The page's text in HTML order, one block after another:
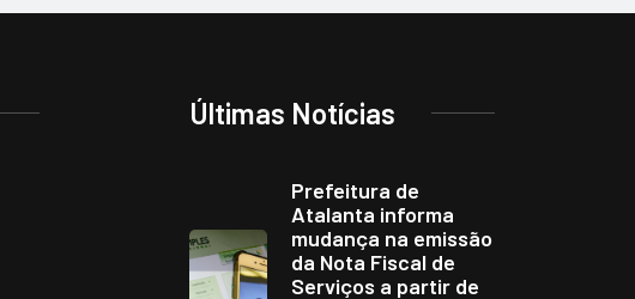
Últimas Notícias
Prefeitura de
Atalanta informa
mudança na emissão
da Nota Fiscal de
Serviços a partir de